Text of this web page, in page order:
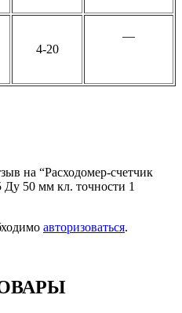
4-20
—
на “Расходомер-счетчик
50 мм кл. точности 1
авторизоваться.